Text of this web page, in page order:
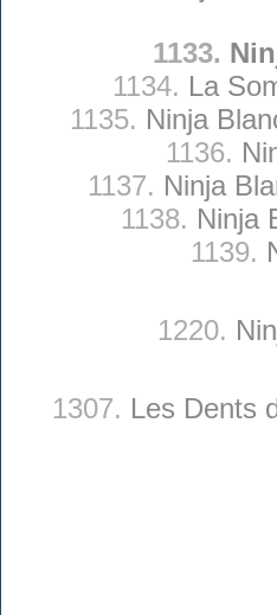
1133.
1134. La
1135. Ninja
1136.
1137. Ninja
1138. Ninja
1139.
1220.
1307. Les Dents